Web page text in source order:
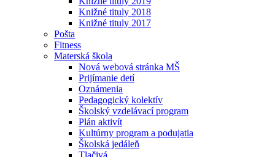
Knižné tituly 2018
Knižné tituly 2017
Pošta
Fitness
Materská škola
Nová webová stránka MŠ
Prijímanie detí
Oznámenia
Pedagogický kolektív
Školský vzdelávací program
Plán aktivít
Kultúrny program a podujatia
Školská jedáleň
Tlačivá